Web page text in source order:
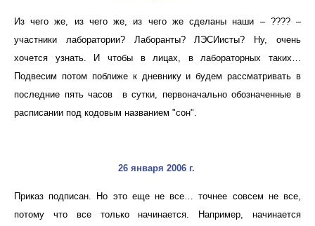
Из чего же, из чего же, из чего же сделаны наши – ???? –
участники лаборатории? Лаборанты? ЛЭСИисты? Ну, очень
хочется узнать. И чтобы в лицах, в лабораторных таких…
Подвесим потом поближе к дневнику и будем рассматривать в
последние пять часов в сутки, первоначально обозначенные в
расписании под кодовым названием "сон".
26 января 2006 г.
Приказ подписан. Но это еще не все… точнее совсем не все,
потому что все только начинается. Например, начинается